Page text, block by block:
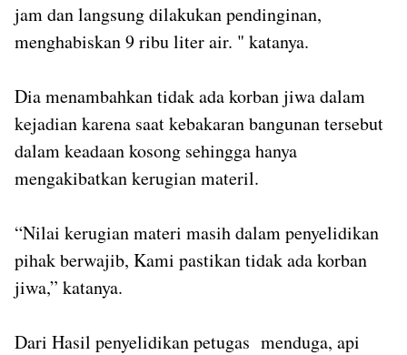
jam dan langsung dilakukan pendinginan,
menghabiskan 9 ribu liter air. " katanya.
Dia menambahkan tidak ada korban jiwa dalam
kejadian karena saat kebakaran bangunan tersebut
dalam keadaan kosong sehingga hanya
mengakibatkan kerugian materil.
“Nilai kerugian materi masih dalam penyelidikan
pihak berwajib, Kami pastikan tidak ada korban
jiwa,” katanya.
Dari Hasil penyelidikan petugas menduga, api